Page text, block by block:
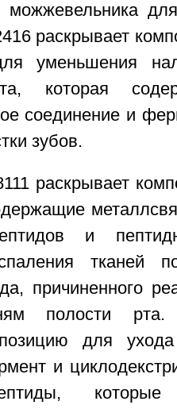
можжевельника
раскрывает
уменьшения
которая
соединение и
зубов.
раскрывает
и
тканей
причиненного
полости
для
и